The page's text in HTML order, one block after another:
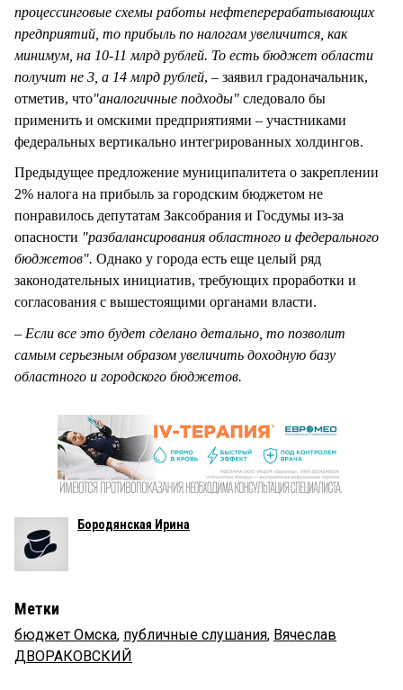
процессинговые схемы работы нефтеперерабатывающих
предприятий, то прибыль по налогам увеличится, как
минимум, на 10-11 млрд рублей. То есть бюджет области
получит не 3, а 14 млрд рублей, – заявил градоначальник,
отметив, что"аналогичные подходы" следовало бы
применить и омскими предприятиями – участниками
федеральных вертикально интегрированных холдингов.
Предыдущее предложение муниципалитета о закреплении
2% налога на прибыль за городским бюджетом не
понравилось депутатам Заксобрания и Госдумы из-за
опасности "разбалансирования областного и федерального
бюджетов". Однако у города есть еще целый ряд
законодательных инициатив, требующих проработки и
согласования с вышестоящими органами власти.
– Если все это будет сделано детально, то позволит
самым серьезным образом увеличить доходную базу
областного и городского бюджетов.
Бородянская Ирина
Метки
бюджет Омска, публичные слушания, Вячеслав
ДВОРАКОВСКИЙ